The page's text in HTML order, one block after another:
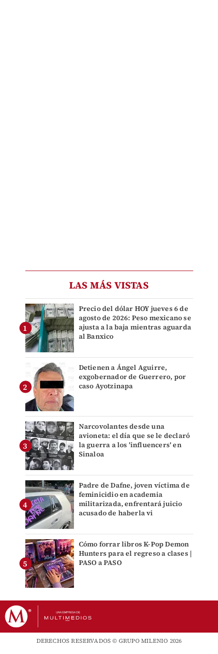
LAS MÁS VISTAS
Precio del dólar HOY jueves 6 de
agosto de 2026: Peso mexicano se
ajusta a la baja mientras aguarda
al Banxico
Detienen a Ángel Aguirre,
exgobernador de Guerrero, por
caso Ayotzinapa
Narcovolantes desde una
avioneta: el día que se le declaró
la guerra a los 'influencers' en
Sinaloa
Padre de Dafne, joven víctima de
feminicidio en academia
militarizada, enfrentará juicio
acusado de haberla vi
Cómo forrar libros K-Pop Demon
Hunters para el regreso a clases |
PASO a PASO
DERECHOS RESERVADOS © GRUPO MILENIO 2026